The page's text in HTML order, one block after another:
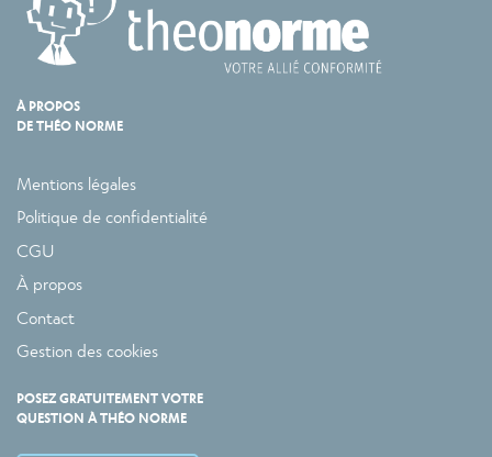
À PROPOS
DE THÉO NORME
Mentions légales
Politique de confidentialité
CGU
À propos
Contact
Gestion des cookies
POSEZ GRATUITEMENT VOTRE
QUESTION À THÉO NORME